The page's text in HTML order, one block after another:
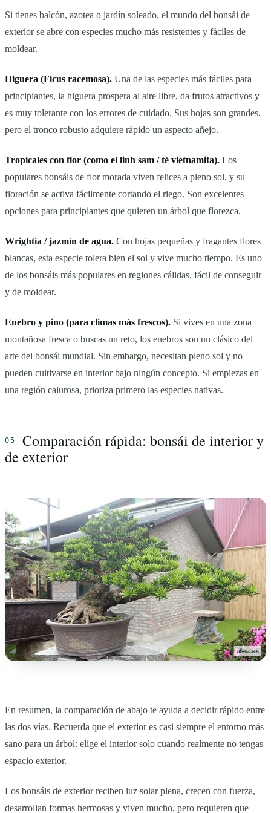
Si tienes balcón, azotea o jardín soleado, el mundo del bonsái de
exterior se abre con especies mucho más resistentes y fáciles de
moldear.
Higuera (Ficus racemosa). Una de las especies más fáciles para
principiantes, la higuera prospera al aire libre, da frutos atractivos y
es muy tolerante con los errores de cuidado. Sus hojas son grandes,
pero el tronco robusto adquiere rápido un aspecto añejo.
Tropicales con flor (como el linh sam / té vietnamita). Los
populares bonsáis de flor morada viven felices a pleno sol, y su
floración se activa fácilmente cortando el riego. Son excelentes
opciones para principiantes que quieren un árbol que florezca.
Wrightia / jazmín de agua. Con hojas pequeñas y fragantes flores
blancas, esta especie tolera bien el sol y vive mucho tiempo. Es uno
de los bonsáis más populares en regiones cálidas, fácil de conseguir
y de moldear.
Enebro y pino (para climas más frescos). Si vives en una zona
montañosa fresca o buscas un reto, los enebros son un clásico del
arte del bonsái mundial. Sin embargo, necesitan pleno sol y no
pueden cultivarse en interior bajo ningún concepto. Si empiezas en
una región calurosa, prioriza primero las especies nativas.
Comparación rápida: bonsái de interior y
de exterior
En resumen, la comparación de abajo te ayuda a decidir rápido entre
las dos vías. Recuerda que el exterior es casi siempre el entorno más
sano para un árbol: elige el interior solo cuando realmente no tengas
espacio exterior.
Los bonsáis de exterior reciben luz solar plena, crecen con fuerza,
desarrollan formas hermosas y viven mucho, pero requieren que